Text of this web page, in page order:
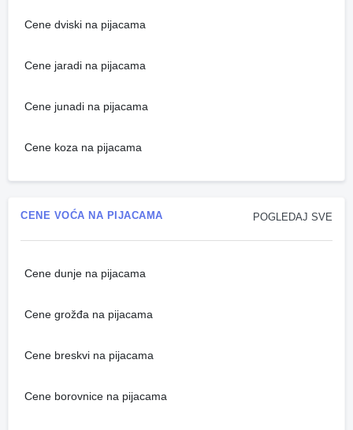
Cene dviski na pijacama
Cene jaradi na pijacama
Cene junadi na pijacama
Cene koza na pijacama
POGLEDAJ SVE
CENE VOĆA NA PIJACAMA
Cene dunje na pijacama
Cene grožđa na pijacama
Cene breskvi na pijacama
Cene borovnice na pijacama